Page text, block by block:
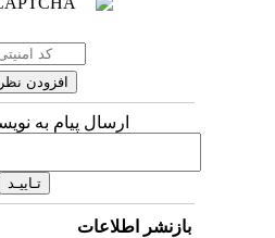
ارسال پیام به
بازنشر اطلاعات